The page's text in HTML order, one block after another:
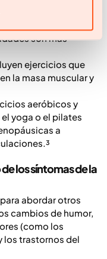
son más
ejercicios que
la masa muscular y
aeróbicos y
yoga o el pilates
a
los síntomas de la
abordar otros
cambios de humor,
(como los
los trastornos del